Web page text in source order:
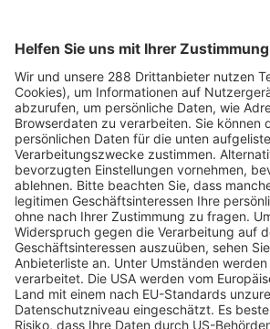
BZ-Card
Freiburg im Breisgau
Berliner Barock Solisten
18. Februar 2027